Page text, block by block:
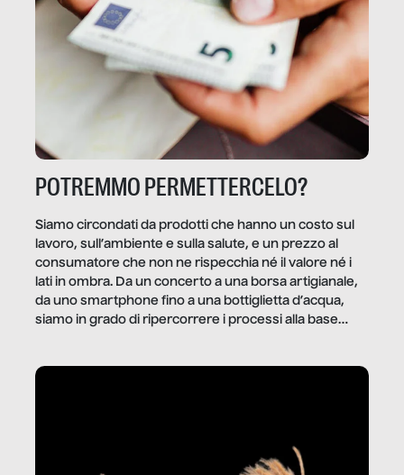
POTREMMO PERMETTERCELO?
Siamo circondati da prodotti che hanno un costo sul
lavoro, sull’ambiente e sulla salute, e un prezzo al
consumatore che non ne rispecchia né il valore né i
lati in ombra. Da un concerto a una borsa artigianale,
da uno smartphone fino a una bottiglietta d’acqua,
siamo in grado di ripercorrere i processi alla base
dietro gli oggetti e i servizi che fanno la nostra vita